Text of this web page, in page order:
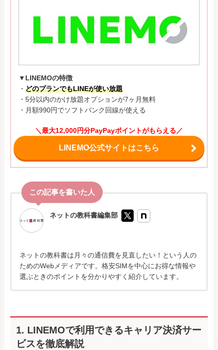
▼LINEMOの特徴
・ どのプランでもLINEが使い放題
・5分以内のかけ放題オプションが7ヶ月無料
・月額990円でソフトバンク回線が使える
＼最大12,000円分PayPayポイントがもらえる／
LINEMO公式サイトはこちら
ネットの教科書編集部
ネットの教科書は月々の通信費を見直したい！という人の
ためのWebメディアです。格安SIMを中心にお得な情報や
選ぶときのポイントを分かりやすく紹介しています。
1. LINEMOで利用できるキャリア決済サー
ビスを徹底解説